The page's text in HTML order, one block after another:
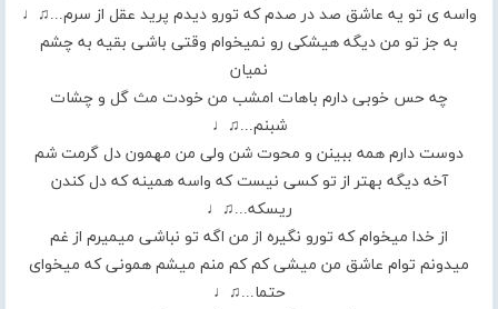
واسه ی تو یه عاشق صد در صدم که تورو دیدم پرید عقل از سرم...♫♩
به جز تو من دیگه هیشکی رو نمیخوام وقتی باشی بقیه به چشم
نمیان
چه حس خوبی دارم باهات امشب من خودت مث گل و چشات
شبنم...♫♩
دوست دارم همه ببینن و محوت شن ولی من مهمون دل گرمت شم
آخه دیگه بهتر از تو کسی نیست که واسه همینه که دل کندن
ریسکه...♫♩
از خدا میخوام که تورو نگیره از من اگه تو نباشی میمیرم از غم
میدونم توام عاشق من میشی کم کم منم میشم همونی که میخوای
حتما...♫♩